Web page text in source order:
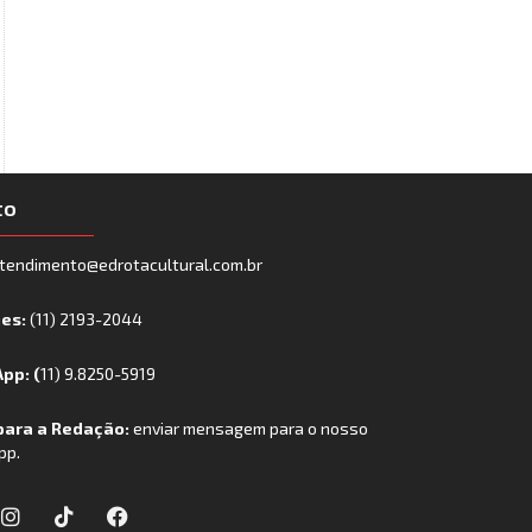
(11) 2193-2044
(11) 9.8250-5919
a Redação:enviar mensagem para o nosso